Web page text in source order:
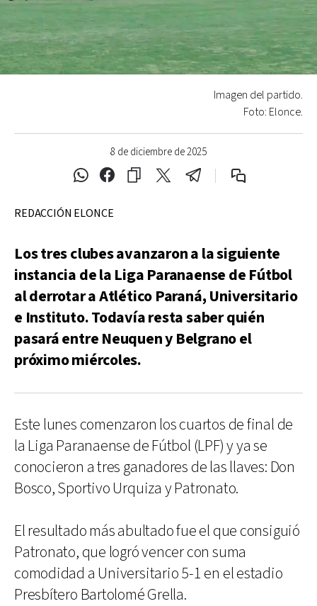
8 de diciembre de 2025
Imagen del partido.
Foto: Elonce.
REDACCIÓN ELONCE
Los tres clubes avanzaron a la siguiente
instancia de la Liga Paranaense de Fútbol
al derrotar a Atlético Paraná, Universitario
e Instituto. Todavía resta saber quién
pasará entre Neuquen y Belgrano el
próximo miércoles.
Este lunes comenzaron los cuartos de final de
la Liga Paranaense de Fútbol (LPF) y ya se
conocieron a tres ganadores de las llaves: Don
Bosco, Sportivo Urquiza y Patronato.
El resultado más abultado fue el que consiguió
Patronato, que logró vencer con suma
comodidad a Universitario 5-1 en el estadio
Presbítero Bartolomé Grella.